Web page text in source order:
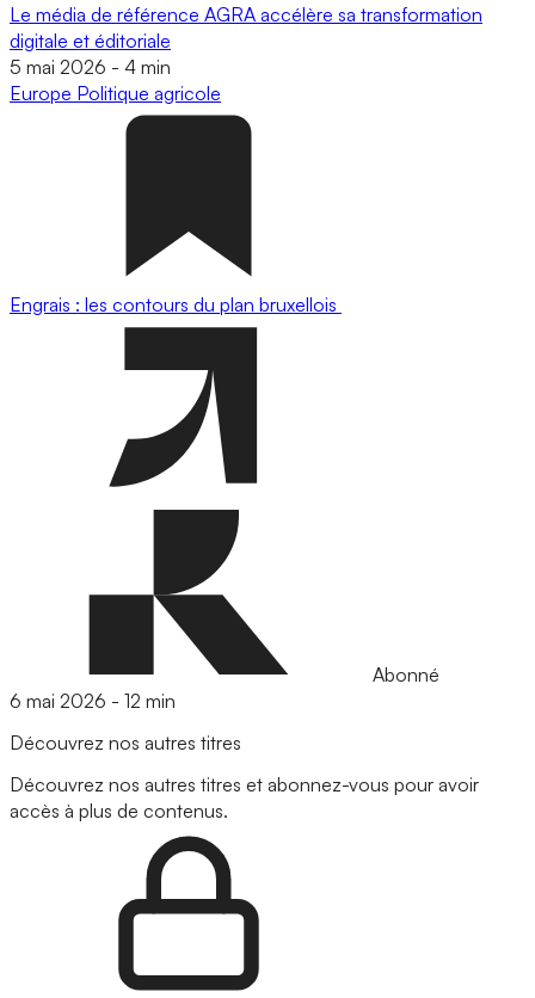
Le média de référence AGRA accélère sa transformation
digitale et éditoriale
5 mai 2026 - 4 min
Europe Politique agricole
Engrais : les contours du plan bruxellois
Abonné
6 mai 2026 - 12 min
Découvrez nos autres titres
Découvrez nos autres titres et abonnez-vous pour avoir
accès à plus de contenus.